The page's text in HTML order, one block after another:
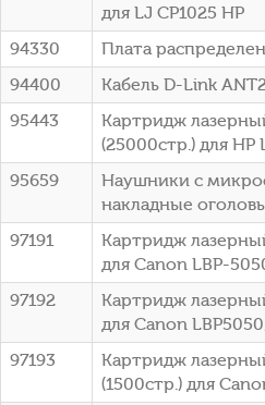
для LJ CP1025 HP
94330
Плата
94400
Кабель D-Link
95443
Картридж
(25000стр.) для
95659
Наушники с
накладные
97191
Картридж
для Canon LBP-
97192
Картридж
для Canon
97193
Картридж
(1500стр.) для